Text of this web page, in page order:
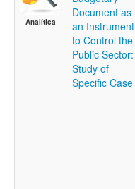
Analítica
Document as
an Instrument
to Control the
Public Sector:
Study of
Specific Case